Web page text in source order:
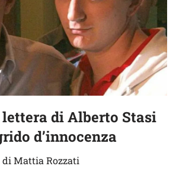
lettera di Alberto Stasi
d’innocenza
diMattia Rozzati